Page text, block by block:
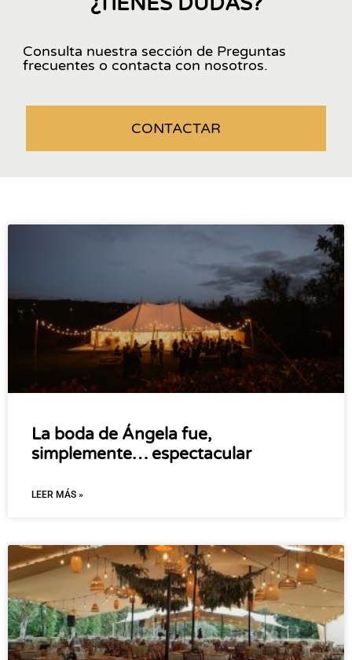
Consulta nuestra sección de Preguntas
frecuentes o contacta con nosotros.
CONTACTAR
La boda de Ángela fue,
simplemente… espectacular
LEER MÁS »